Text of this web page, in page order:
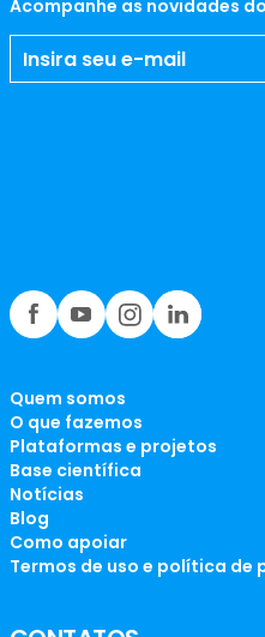
Acompanhe as novidades
Quem somos
O que fazemos
Plataformas e projetos
Base científica
Notícias
Blog
Como apoiar
Termos de uso e política de